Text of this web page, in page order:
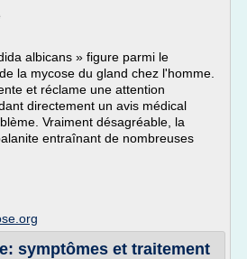
albicans » figure parmi le
la mycose du gland chez l'homme.
et réclame une attention
directement un avis médical
Vraiment désagréable, la
entraînant de nombreuses
symptômes et traitement